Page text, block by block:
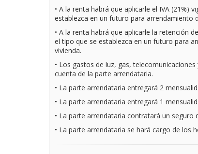
• A la renta habrá que aplicarle el IVA (21%)
establezca en un futuro para arrendamiento
• A la renta habrá que aplicarle la retención
el tipo que se establezca en un futuro para
vivienda.
• Los gastos de luz, gas,
cuenta de la parte arrendataria.
• La parte arrendataria entregará 2
• La parte arrendataria entregará 1
• La parte arrendataria contratará un seguro
• La parte arrendataria se hará cargo de los